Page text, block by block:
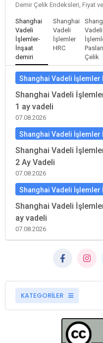
Demir Çelik Endeksleri, Fiyat
Shanghai
Vadeli
İşlemler-
İnşaat
demiri
Shanghai
Vadeli
İşlemler
HRC
Vadeli
Çelik
Shanghai Vadeli İşlemler
Shanghai Vadeli
1 ay vadeli
07.08.2026
Shanghai Vadeli İşlemler
Shanghai Vadeli
2 Ay Vadeli
07.08.2026
Shanghai Vadeli İşlemler
Shanghai Vadeli
ay vadeli
07.08.2026
KATEGORİLER